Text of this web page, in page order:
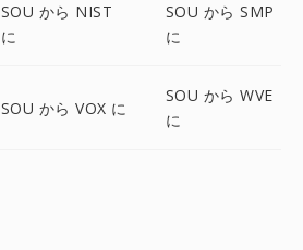
SOU から NIST
に
SOU から SMP
に
SOU から VOX に
SOU から WVE
に